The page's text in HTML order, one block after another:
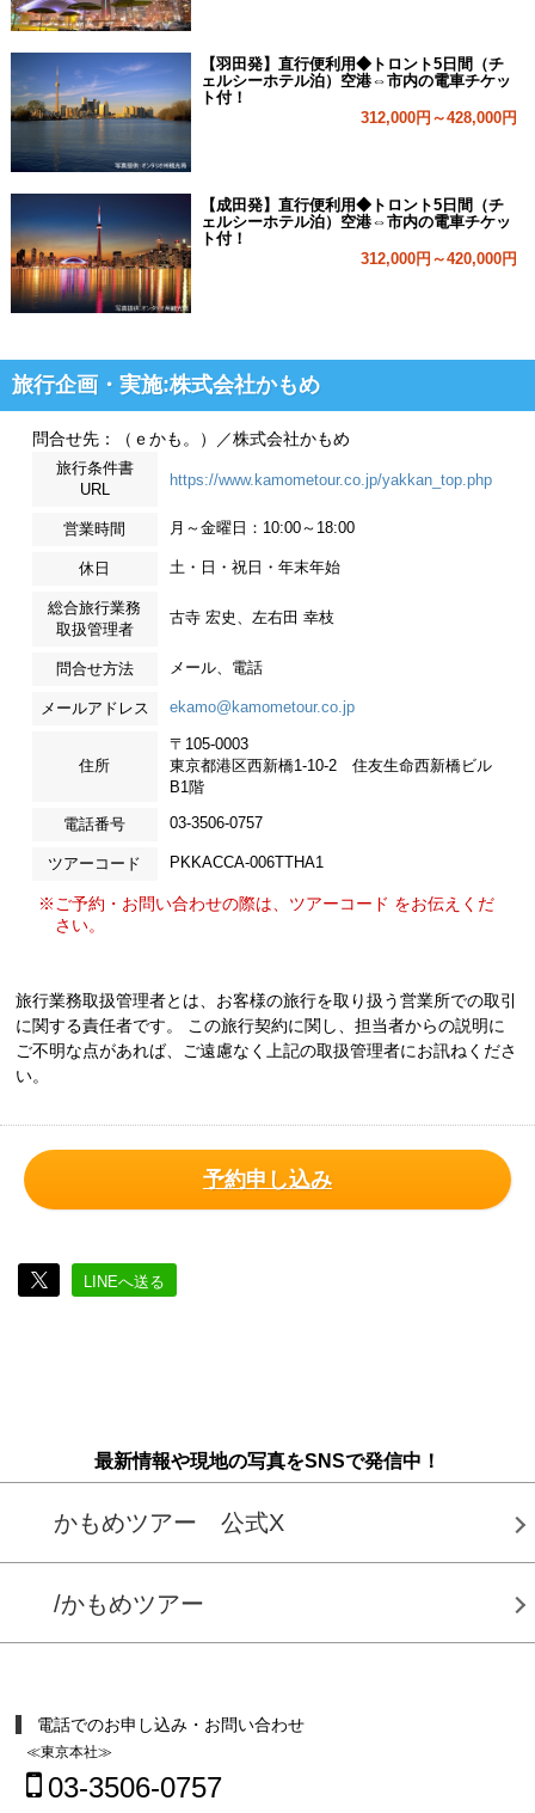
【羽田発】直行便利用◆トロント5日間（チ
ェルシーホテル泊）空港⇔市内の電車チケッ
ト付！
312,000円～428,000円
【成田発】直行便利用◆トロント5日間（チ
ェルシーホテル泊）空港⇔市内の電車チケッ
ト付！
312,000円～420,000円
旅行企画・実施:株式会社かもめ
問合せ先：（ｅかも。）／株式会社かもめ
旅行条件書
URL
https://www.kamometour.co.jp/yakkan_top.php
営業時間 月～金曜日：10:00～18:00
休日 土・日・祝日・年末年始
総合旅行業務
取扱管理者
古寺 宏史、左右田 幸枝
問合せ方法 メール、電話
メールアドレス ekamo@kamometour.co.jp
住所
〒105-0003
東京都港区西新橋1-10-2 住友生命西新橋ビル
B1階
電話番号 03-3506-0757
ツアーコード PKKACCA-006TTHA1
※ご予約・お問い合わせの際は、ツアーコード をお伝えくだ
さい。
旅行業務取扱管理者とは、お客様の旅行を取り扱う営業所での取引
に関する責任者です。 この旅行契約に関し、担当者からの説明に
ご不明な点があれば、ご遠慮なく上記の取扱管理者にお訊ねくださ
い。
予約申し込み
LINEへ送る
最新情報や現地の写真をSNSで発信中！
かもめツアー 公式X
/かもめツアー
電話でのお申し込み・お問い合わせ
≪東京本社≫
03-3506-0757